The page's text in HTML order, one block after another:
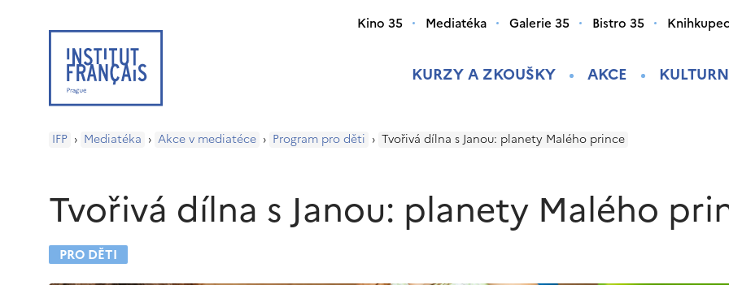
KURZY A ZKOUŠKY AKCE
Kino 35 Mediatéka Galerie 35 Bistro 35
IFP › Mediatéka › Akce v mediatéce › Program pro děti › Tvořivá dílna s Janou: planety Malého prince
Tvořivá dílna s Janou: planety Malého
PRO DĚTI